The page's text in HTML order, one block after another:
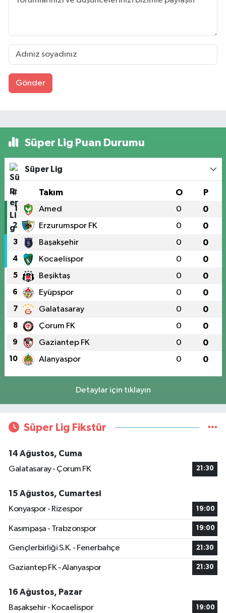
Gönder
Süper Lig Puan Durumu
Süper Lig
# Takım O P
1 Amed 0 0
2 Erzurumspor FK 0 0
3 Başakşehir 0 0
4 Kocaelispor 0 0
5 Beşiktaş 0 0
6 Eyüpspor 0 0
7 Galatasaray 0 0
8 Çorum FK 0 0
9 Gaziantep FK 0 0
10 Alanyaspor 0 0
Detaylar için tıklayın
Süper Lig Fikstür
14 Ağustos, Cuma
Galatasaray - Çorum FK
21:30
15 Ağustos, Cumartesi
Konyaspor - Rizespor
19:00
Kasımpaşa - Trabzonspor 19:00
Gençlerbirliği S.K. - Fenerbahçe 21:30
Gaziantep FK - Alanyaspor 21:30
16 Ağustos, Pazar
Başakşehir - Kocaelispor
19:00